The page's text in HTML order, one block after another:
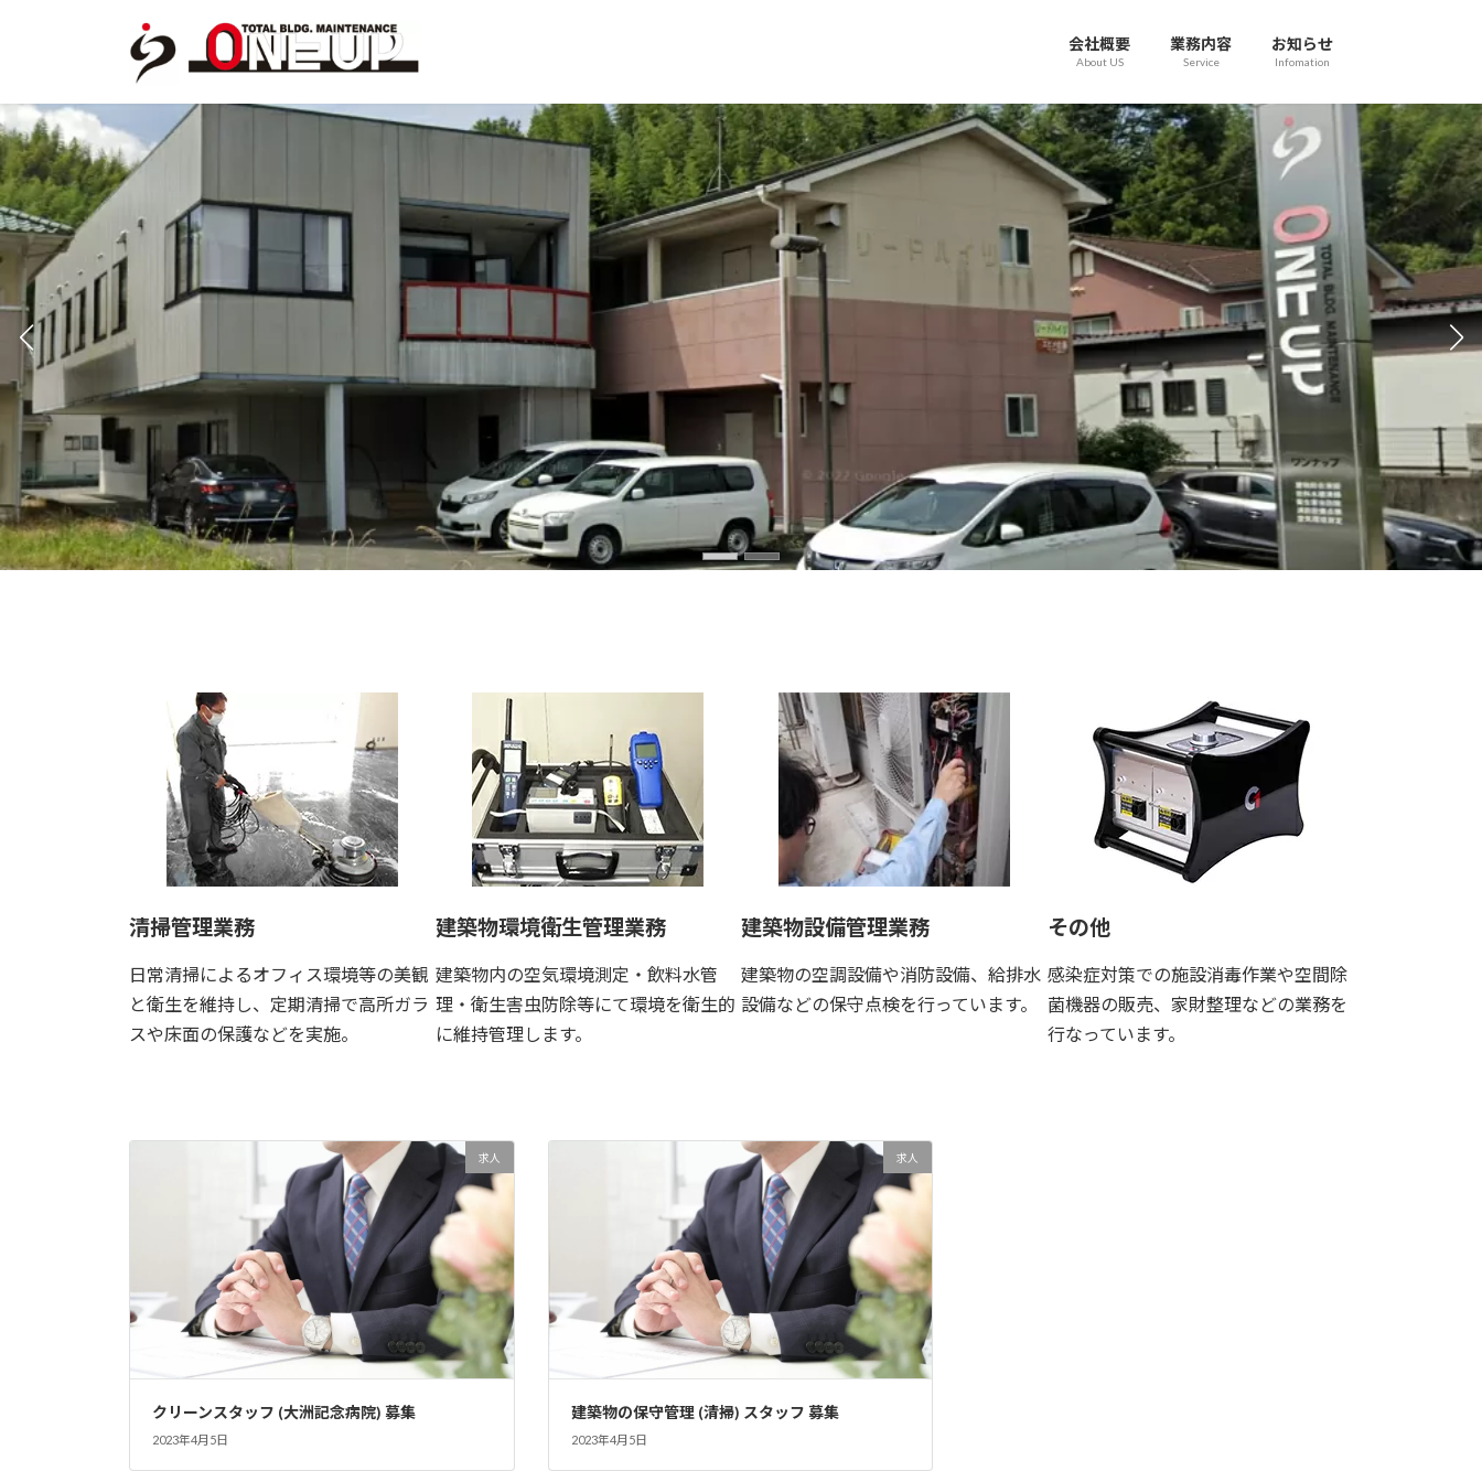
ツ
へ
ス
キ
ッ
プ
シ
ョ
ン
に
移
動
会社概要
About US
業務内容
Service
お知らせ
Infomation
清掃管理業務
日常清掃によるオフィス環境等の美観
と衛生を維持し、定期清掃で高所ガラ
スや床面の保護などを実施。
建築物環境衛生管理業務
建築物内の空気環境測定・飲料水管
理・衛生害虫防除等にて環境を衛生的
に維持管理します。
建築物設備管理業務
建築物の空調設備や消防設備、給排水
設備などの保守点検を行っています。
その他
感染症対策での施設消毒作業や空間除
菌機器の販売、家財整理などの業務を
行なっています。
求人
クリーンスタッフ (大洲記念病院) 募集
2023年4月5日
求人
建築物の保守管理 (清掃) スタッフ 募集
2023年4月5日